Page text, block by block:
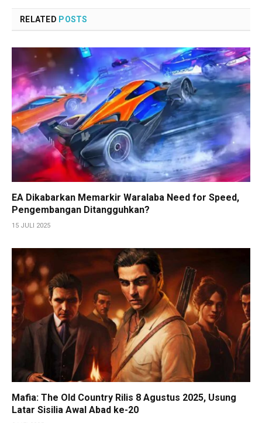
RELATED POSTS
EA Dikabarkan Memarkir Waralaba Need for Speed,
Pengembangan Ditangguhkan?
15 JULI 2025
Mafia: The Old Country Rilis 8 Agustus 2025, Usung
Latar Sisilia Awal Abad ke-20